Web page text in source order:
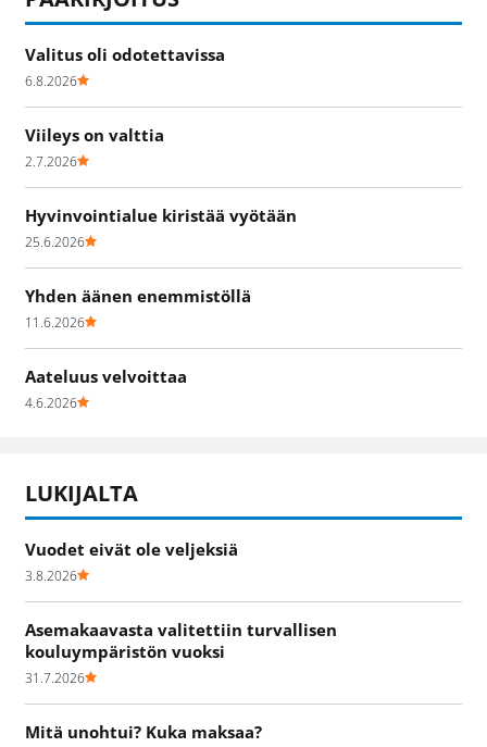
Valitus oli odotettavissa
6.8.2026
Viileys on valttia
2.7.2026
Hyvinvointialue kiristää vyötään
25.6.2026
Yhden äänen enemmistöllä
11.6.2026
Aateluus velvoittaa
4.6.2026
LUKIJALTA
Vuodet eivät ole veljeksiä
3.8.2026
Asemakaavasta valitettiin turvallisen
kouluympäristön vuoksi
31.7.2026
Mitä unohtui? Kuka maksaa?